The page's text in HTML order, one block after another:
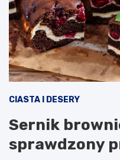
CIASTA I DESERY
Sernik
sprawdzony